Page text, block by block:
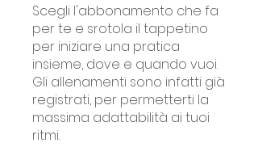
Scegli l'abbonamento che fa
per te e srotola il tappetino
per iniziare una pratica
insieme, dove e quando vuoi.
Gli allenamenti sono infatti già
registrati, per permetterti la
massima adattabilità ai tuoi
ritmi.